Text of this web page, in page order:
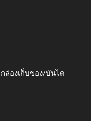
ล่องเก็บของ/บันได